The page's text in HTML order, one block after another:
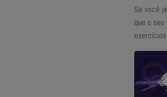
Se você
que o seu